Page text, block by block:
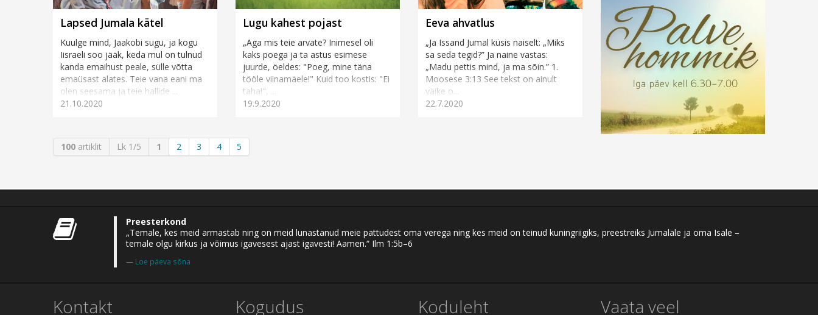
Lapsed Jumala kätel
Kuulge mind, Jaakobi sugu, ja kogu
Iisraeli soo jääk, keda mul on tulnud
kanda emaihust peale, sülle võtta
emaüsast alates. Teie vana eani ma
olen seesama ja teie hallide ...
21.10.2020
Lugu kahest pojast
„Aga mis teie arvate? Inimesel oli
kaks poega ja ta astus esimese
juurde, öeldes: "Poeg, mine täna
tööle viinamäele!" Kuid too kostis: "Ei
taha!", ...
19.9.2020
Eeva ahvatlus
„Ja Issand Jumal küsis naiselt: „Miks
sa seda tegid?” Ja naine vastas:
„Madu pettis mind, ja ma sõin.” 1.
Moosese 3:13 See tekst on ainult
väike o...
22.7.2020
100 artiklit Lk 1/5 1 2 3 4 5
Preesterkond
„Temale, kes meid armastab ning on meid lunastanud meie pattudest oma verega ning kes meid on teinud kuningriigiks, preestreiks Jumalale ja oma Isale –
temale olgu kirkus ja võimus igavesest ajast igavesti! Aamen.“ Ilm 1:5b–6
Loe päeva sõna
Kontakt Kogudus Koduleht Vaata veel